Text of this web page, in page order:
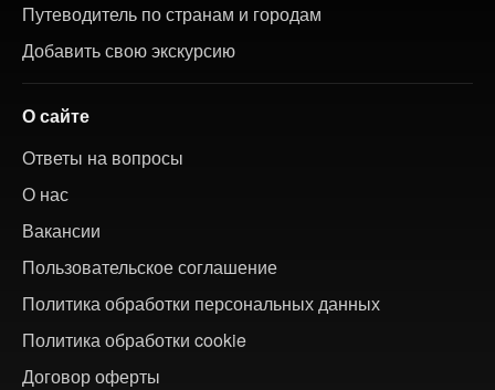
Путеводитель по странам и городам
Добавить свою экскурсию
О сайте
Ответы на вопросы
О нас
Вакансии
Пользовательское соглашение
Политика обработки персональных данных
Политика обработки cookie
Договор оферты